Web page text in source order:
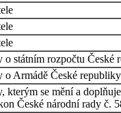
o státním rozpočtu
o Armádě České
kterým se mění a
České národní rady č.